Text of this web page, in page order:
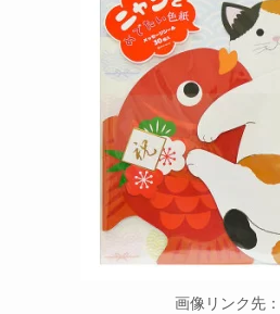
画像リンク先：